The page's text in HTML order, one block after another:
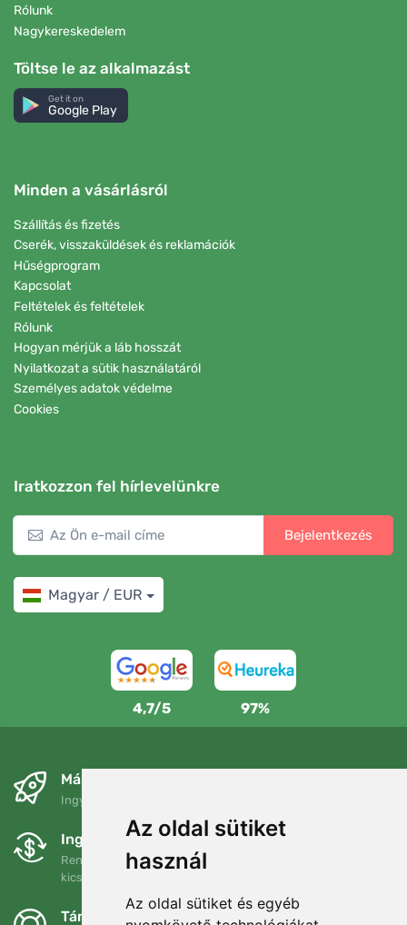
Az oldal sütiket
használ
Az oldal sütiket és egyéb
Rólunk
Nagykereskedelem
Töltse le az alkalmazást
Get it on
Google Play
Minden a vásárlásról
Szállítás és fizetés
Cserék, visszaküldések és reklamációk
Hűségprogram
Kapcsolat
Feltételek és feltételek
Rólunk
Hogyan mérjük a láb hosszát
Nyilatkozat a sütik használatáról
Személyes adatok védelme
Cookies
Iratkozzon fel hírlevelünkre
Bejelentkezés
Magyar / EUR
4,7/5 97%
Másnapra és ingyenesen
Ingyenes szállítás a következő összeg felett: 80 EUR
Ingyenes csere és visszaküldés
Rendelését 90 napon belül bármikor visszaküldheti vagy
kicserélheti.
Támogatjuk a Trees.org-ot